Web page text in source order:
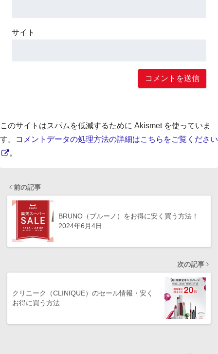
サイト
このサイトはスパムを低減するために Akismet を使っていま
す。
コメントデータの処理方法の詳細はこちらをご覧ください
。
前の記事
BRUNO（ブルーノ）をお得に安く買う方法！
2024年6月4日…
次の記事
クリニーク（CLINIQUE）のセール情報・安く
お得に買う方法…